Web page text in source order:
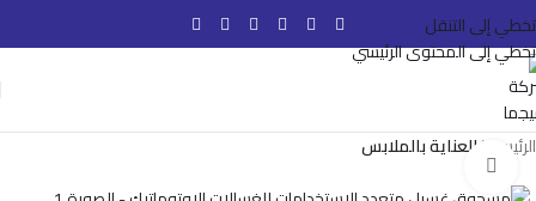
تخطي إلى التنقل
تخطي إلى المحتوى الرئيسي
الرئيسية العناية بالملابس